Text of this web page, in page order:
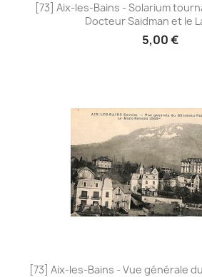
[73] Aix-les-Bains - Solarium
Docteur Saidman et le
5,00 €
[73] Aix-les-Bains - Vue générale